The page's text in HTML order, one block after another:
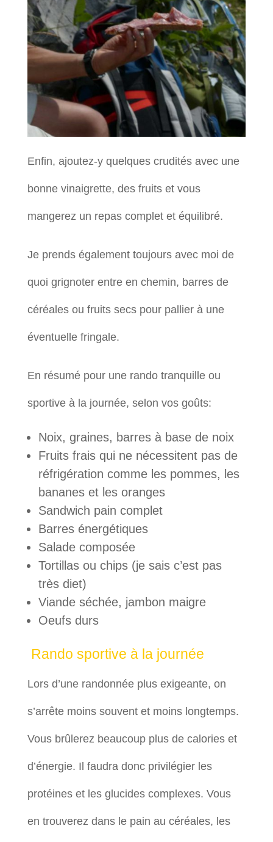
Enfin, ajoutez-y quelques crudités avec une
bonne vinaigrette, des fruits et vous
mangerez un repas complet et équilibré.
Je prends également toujours avec moi de
quoi grignoter entre en chemin, barres de
céréales ou fruits secs pour pallier à une
éventuelle fringale.
En résumé pour une rando tranquille ou
sportive à la journée, selon vos goûts:
Noix, graines, barres à base de noix
Fruits frais qui ne nécessitent pas de
réfrigération comme les pommes, les
bananes et les oranges
Sandwich pain complet
Barres énergétiques
Salade composée
Tortillas ou chips (je sais c’est pas
très diet)
Viande séchée, jambon maigre
Oeufs durs
Rando sportive à la journée
Lors d’une randonnée plus exigeante, on
s’arrête moins souvent et moins longtemps.
Vous brûlerez beaucoup plus de calories et
d’énergie. Il faudra donc privilégier les
protéines et les glucides complexes. Vous
en trouverez dans le pain au céréales, les